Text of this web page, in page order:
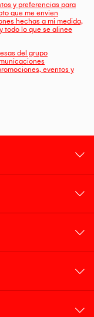
y preferencias para
que me envien
hechas a mi medida,
todo lo que se alinee
del grupo
eventos y